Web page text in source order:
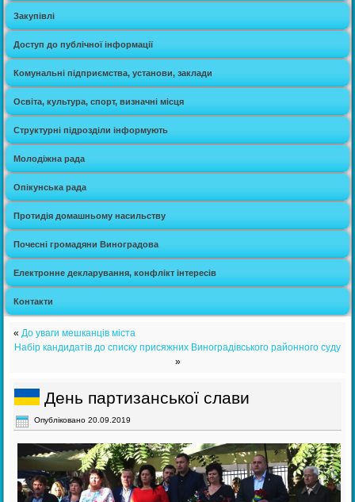
Закупівлі
Доступ до публічної інформації
Комунальні підприємства, установи, заклади
Освіта, культура, спорт, визначні місця
Структурні підрозділи інформують
Молодіжна рада
Опікунська рада
Протидія домашньому насильству
Почесні громадяни Виноградова
Електронне декларування, конфлікт інтересів
Контакти
«До уваги мешканців міста
Набір кандидатів до списку присяжних Виноградівського районного суду
»
День партизанської слави
Опубліковано 20.09.2019